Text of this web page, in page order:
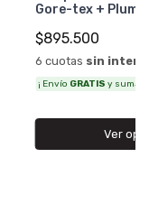
Gore-tex +
$895.500
6 cuotas sin
¡ Envío GRATIS y sumás
Ver